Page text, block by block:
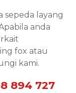
sepeda layang
anda
fox atau
kami.
894 727